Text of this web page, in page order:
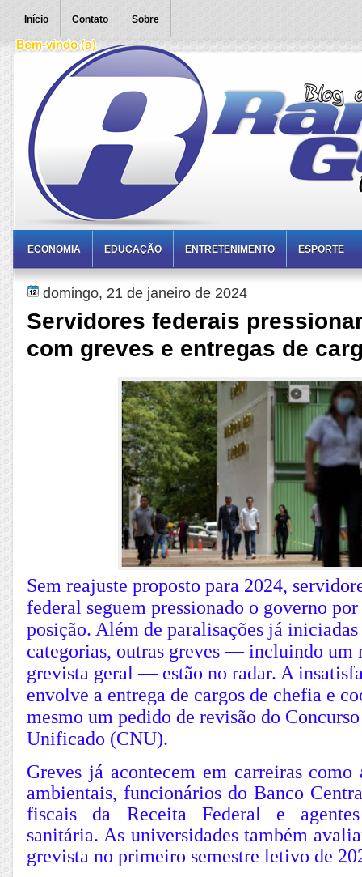
Início Contato Sobre
ECONOMIA EDUCAÇÃO ENTRETENIMENTO ESPORTE
domingo, 21 de janeiro de 2024
Servidores federais
com greves e entregas de
Sem reajuste proposto para 2024,
federal seguem pressionado o governo
posição. Além de paralisações já
categorias, outras greves — incluindo um
grevista geral — estão no radar. A
envolve a entrega de cargos de chefia e
mesmo um pedido de revisão do
Unificado (CNU).
Greves já acontecem em carreiras como
ambientais, funcionários do Banco
fiscais da Receita Federal e
sanitária. As universidades também
grevista no primeiro semestre letivo de